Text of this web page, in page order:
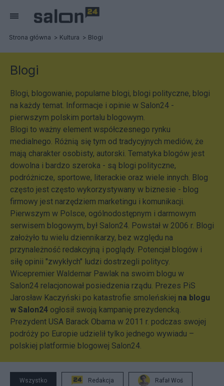
Strona główna Kultura Blogi
Blogi
Blogi, blogowanie, popularne blogi, blogi polityczne, blogi
na każdy temat. Informacje i opinie w Salon24 -
pierwszym polskim portalu blogowym.
Blogi to ważny element współczesnego rynku
medialnego. Różnią się tym od tradycyjnych mediów, że
mają charakter osobisty, autorski. Tematyka blogów jest
dowolna i bardzo szeroka - są blogi polityczne,
podróżnicze, sportowe, literackie oraz wiele innych. Blog
często jest często wykorzystywany w biznesie - blog
firmowy jest narzędziem marketingu i komunikacji.
Pierwszym w Polsce, ogólnodostępnym i darmowym
serwisem blogowym, był Salon24. Powstał w 2006 r. Blogi
założyło tu wielu dziennikarzy, bez względu na
przynależność redakcyjną i poglądy. Potencjał blogów i
siłę opinii "zwykłych" ludzi dostrzegli politycy.
Wicepremier Waldemar Pawlak na swoim blogu w
Salon24 relacjonował posiedzenia rządu. Prezes PiS
Jarosław Kaczyński po katastrofie smoleńskiej na blogu
w Salon24 ogłosił swoją kampanię prezydencką.
Prezydent USA Barack Obama w 2011 r. podczas swojej
podróży po Europie udzielił tylko jednego wywiadu –
polskiej platformie blogowej Salon24.
Wszystko Redakcja Rafał Woś